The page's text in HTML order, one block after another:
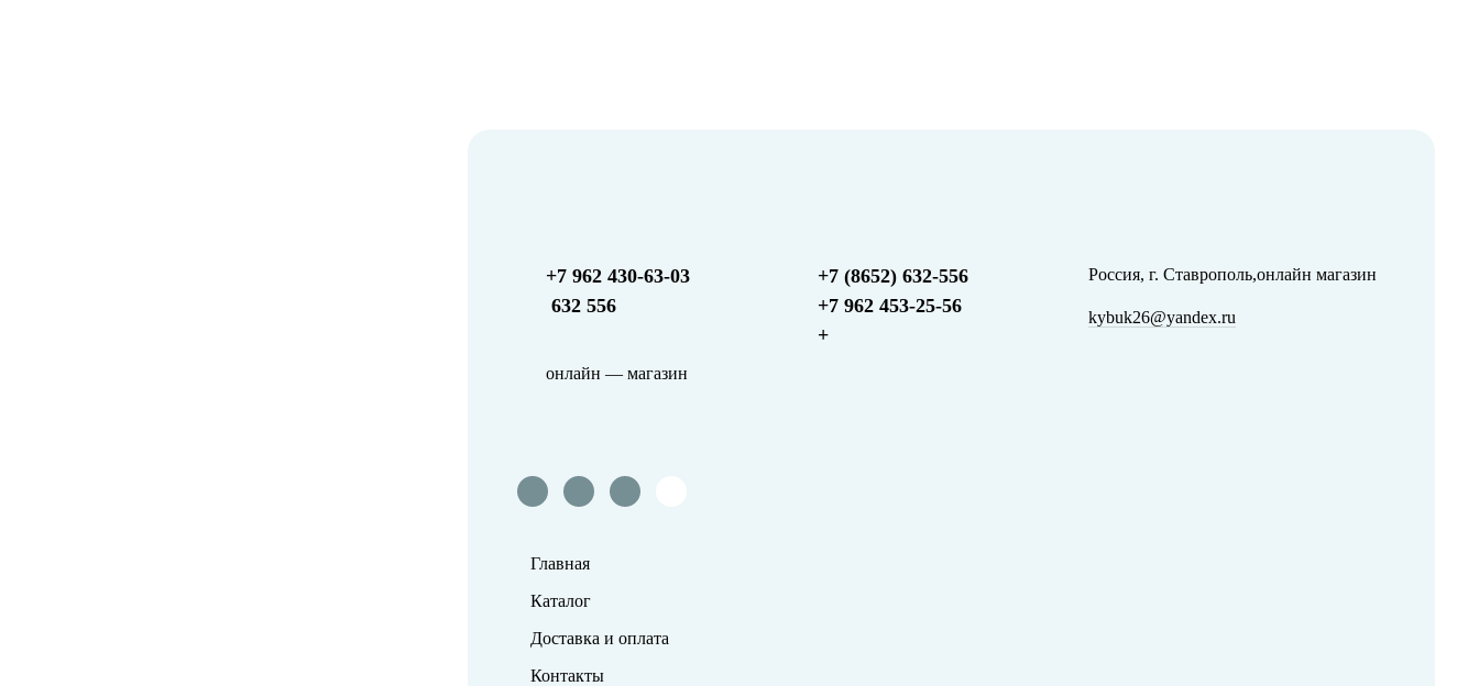
+7 962 430-63-03
632 556
онлайн — магазин
+7 (8652) 632-556
+7 962 453-25-56
+
Россия, г. Ставрополь,онлайн магазин
kybuk26@yandex.ru
Главная
Каталог
Доставка и оплата
Контакты